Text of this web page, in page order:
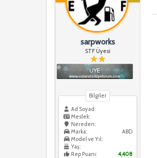
sarpworks
STF Üyesi
Bilgiler
Ad Soyad:
Meslek:
Nereden:
ABD
Marka:
Model ve Yıl:
Yaş:
Rep Puanı:
4,408